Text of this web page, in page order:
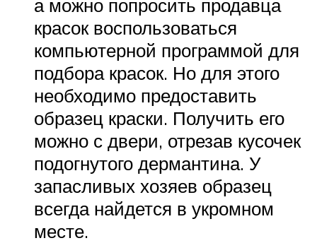
а можно попросить продавца
красок воспользоваться
компьютерной программой для
подбора красок. Но для этого
необходимо предоставить
образец краски. Получить его
можно с двери, отрезав кусочек
подогнутого дермантина. У
запасливых хозяев образец
всегда найдется в укромном
месте.